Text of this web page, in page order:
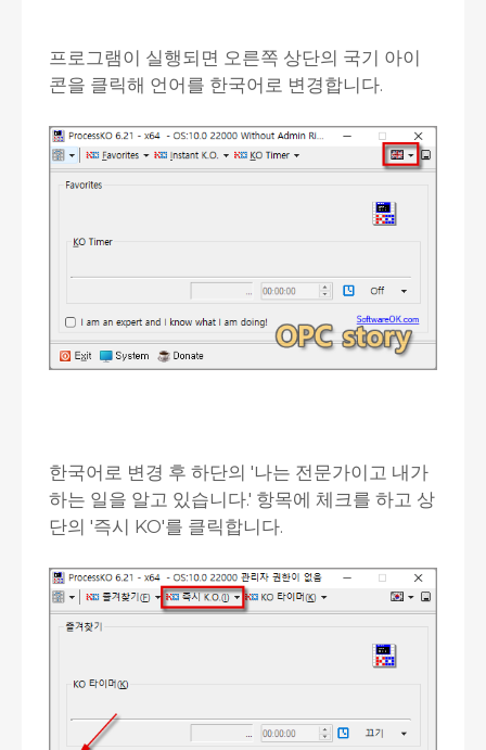
프로그램이 실행되면 오른쪽 상단의 국기 아이
콘을 클릭해 언어를 한국어로 변경합니다.
한국어로 변경 후 하단의 '나는 전문가이고 내가
하는 일을 알고 있습니다.' 항목에 체크를 하고 상
단의 '즉시 KO'를 클릭합니다.